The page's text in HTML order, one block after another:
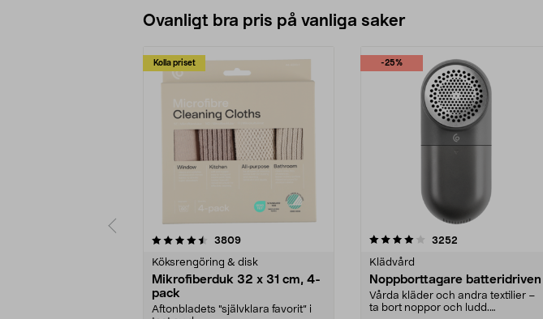
Ovanligt bra pris på vanliga saker
Kolla priset
3809recensioner
Köksrengöring & disk
Mikrofiberduk 32 x 31 cm, 4-
pack
Aftonbladets "självklara favorit” i
-25%
4.0av 5 stjärnor 3252
Klädvård
Noppborttagare batteridriven
Vårda kläder och andra textilier –
ta bort noppor och ludd.
4.5av 5 stjärnor